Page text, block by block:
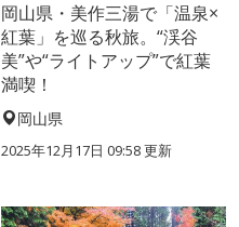
岡山県・美作三湯で「温泉×
紅葉」を巡る秋旅。“渓谷
美”や“ライトアップ”で紅葉
満喫！
岡山県
2025年12月17日 09:58 更新